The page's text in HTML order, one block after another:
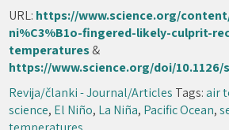
URL: https://www.science.org/
ni%C3%B1o-fingered-likely-culprit-
temperatures&
https://www.science.org/doi/10.1126/
Revija/članki - Journal/Articles Tags:air
science, El Niño, La Niña, Pacific Ocean,